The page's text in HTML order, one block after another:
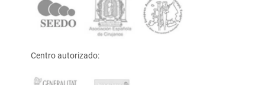
Centro autorizado: